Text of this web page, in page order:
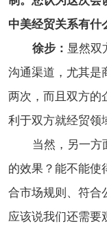
中美经贸关系有什
徐步： 显然双
沟通渠道，尤其是
两次，而且双方的
利于双方就经贸领
当然，另一方面
的效果？能不能使
合市场规则、符合
应该说我们还需要